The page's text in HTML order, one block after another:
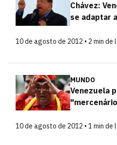
Chávez:
se adaptar
10 de agosto de 2012 • 2 min de
MUNDO
Venezuela
10 de agosto de 2012 • 1 min de